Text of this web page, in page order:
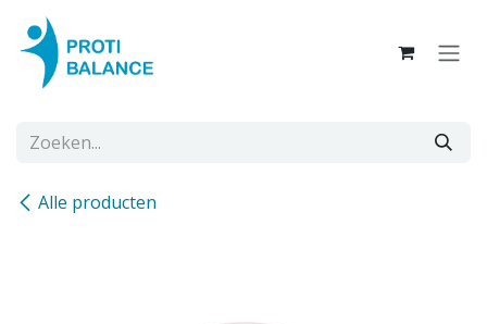
Overslaan naar inhoud
Alle producten